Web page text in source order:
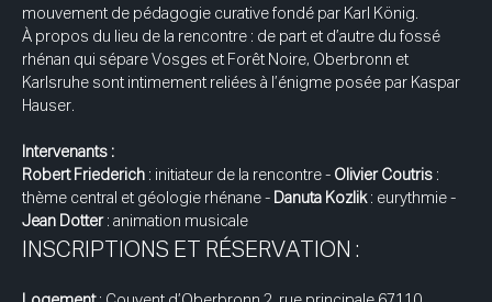
mouvement de pédagogie curative fondé par Karl König.
À propos du lieu de la rencontre : de part et d’autre du fossé
rhénan qui sépare Vosges et Forêt Noire, Oberbronn et
Karlsruhe sont intimement reliées à l’énigme posée par Kaspar
Hauser.
Intervenants :
Robert Friederich : initiateur de la rencontre - Olivier Coutris :
thème central et géologie rhénane - Danuta Kozlik : eurythmie -
Jean Dotter : animation musicale
INSCRIPTIONS ET RÉSERVATION :